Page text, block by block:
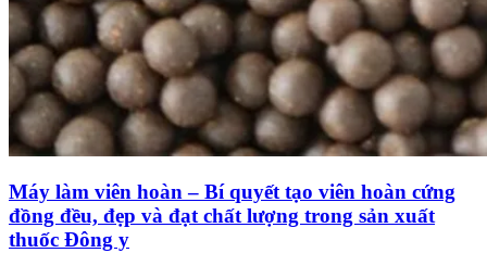
Máy làm viên hoàn – Bí quyết tạo viên hoàn cứng
đồng đều, đẹp và đạt chất lượng trong sản xuất
thuốc Đông y